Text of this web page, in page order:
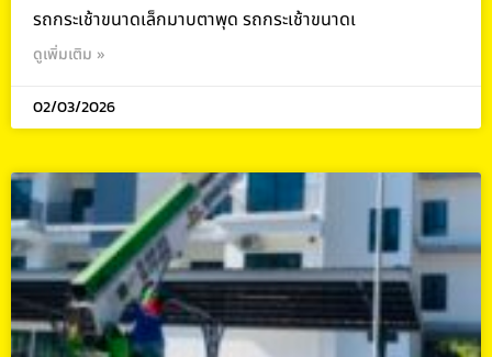
รถกระเช้าขนาดเล็กมาบตาพุด รถกระเช้าขนาดเ
ดูเพิ่มเติม »
02/03/2026